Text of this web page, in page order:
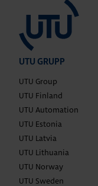
UTU GRUPP
UTU Group
UTU Finland
UTU Automation
UTU Estonia
UTU Latvia
UTU Lithuania
UTU Norway
UTU Sweden